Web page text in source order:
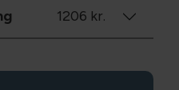
1206 kr.